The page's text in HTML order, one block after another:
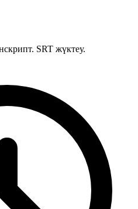
SRT жүктеу.